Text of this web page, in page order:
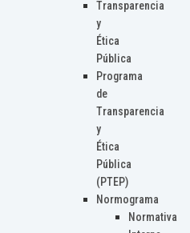
Transparencia
y
Ética
Pública
Programa
de
Transparencia
y
Ética
Pública
(PTEP)
Normograma
Normativa